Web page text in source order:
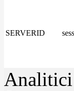
SERVERID
Analitici